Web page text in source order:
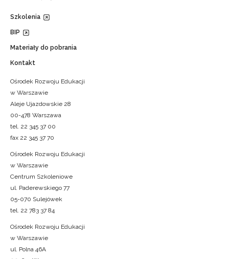
Szkolenia
BIP
Materiały do pobrania
Kontakt
Ośrodek Rozwoju Edukacji
w Warszawie
Aleje Ujazdowskie 28
00-478 Warszawa
tel. 22 345 37 00
fax 22 345 37 70
Ośrodek Rozwoju Edukacji
w Warszawie
Centrum Szkoleniowe
ul. Paderewskiego 77
05-070 Sulejówek
tel. 22 783 37 84
Ośrodek Rozwoju Edukacji
w Warszawie
ul. Polna 46A